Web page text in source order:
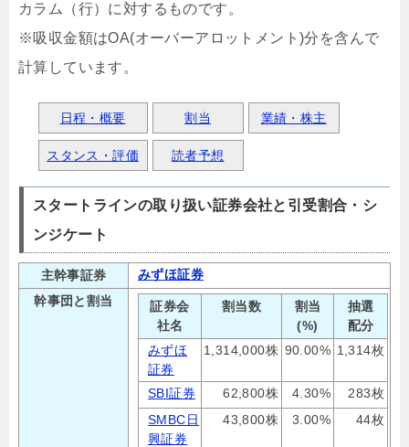
カラム（行）に対するものです。
※吸収金額はOA(オーバーアロットメント)分を含んで
計算しています。
日程・概要 割当 業績・株主
スタンス・評価 読者予想
スタートラインの取り扱い証券会社と引受割合・シ
ンジケート
主幹事証券
みずほ証券
幹事団と割当
証券会
社名
割当数
割当
(%)
抽選
配分
みずほ
証券
1,314,000株 90.00% 1,314枚
SBI証券 62,800株 4.30%
283枚
SMBC日
興証券
43,800株 3.00% 44枚